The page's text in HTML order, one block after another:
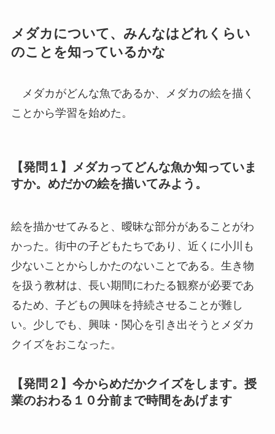
メダカについて、みんなはどれくらい
のことを知っているかな
メダカがどんな魚であるか、メダカの絵を描く
ことから学習を始めた。
【発問１】メダカってどんな魚か知っていま
すか。めだかの絵を描いてみよう。
絵を描かせてみると、曖昧な部分があることがわ
かった。街中の子どもたちであり、近くに小川も
少ないことからしかたのないことである。生き物
を扱う教材は、長い期間にわたる観察が必要であ
るため、子どもの興味を持続させることが難し
い。少しでも、興味・関心を引き出そうとメダカ
クイズをおこなった。
【発問２】 今からめだかクイズをします。授
業のおわる１０分前まで時間をあげます